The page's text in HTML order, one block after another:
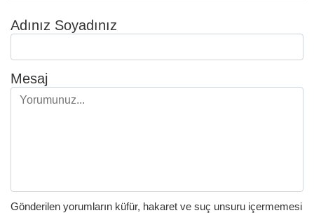
Adınız Soyadınız
Mesaj
Gönderilen yorumların küfür, hakaret ve suç unsuru içermemesi